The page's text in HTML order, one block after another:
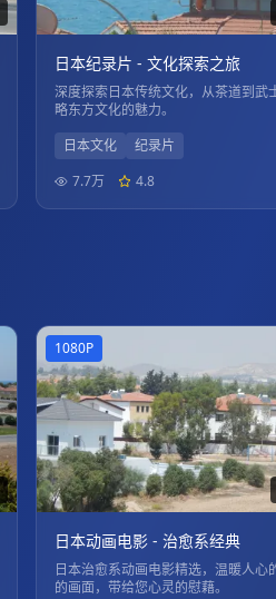
日本纪录片 - 文化探索之旅
深度探索日本传统文化，从茶道到武
略东方文化的魅力。
日本文化
纪录片
7.7万
4.8
1080P
日本动画电影 - 治愈系经典
日本治愈系动画电影精选，温暖人心
的画面，带给您心灵的慰藉。